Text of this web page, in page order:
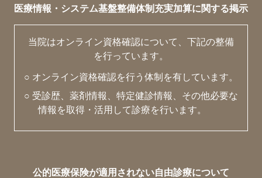
医療情報・システム基盤整備体制充実加算に関する掲示
当院はオンライン資格確認について、下記の整備
を行っています。
○ オンライン資格確認を行う体制を有しています。
○ 受診歴、薬剤情報、特定健診情報、その他必要な
情報を取得・活用して診療を行います。
公的医療保険が適用されない自由診療について